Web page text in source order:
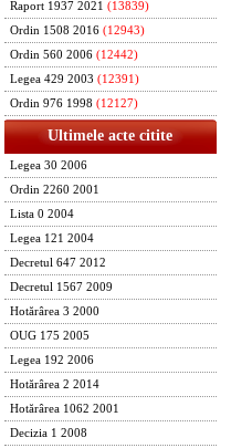
Raport 1937 2021 (13839)
Ordin 1508 2016 (12943)
Ordin 560 2006 (12442)
Legea 429 2003 (12391)
Ordin 976 1998 (12127)
Ultimele acte citite
Legea 30 2006
Ordin 2260 2001
Lista 0 2004
Legea 121 2004
Decretul 647 2012
Decretul 1567 2009
Hotărârea 3 2000
OUG 175 2005
Legea 192 2006
Hotărârea 2 2014
Hotărârea 1062 2001
Decizia 1 2008